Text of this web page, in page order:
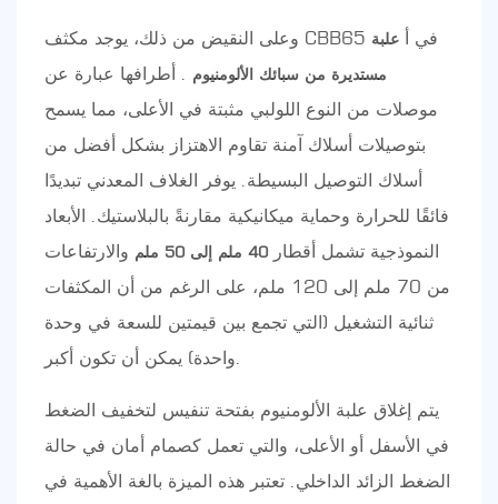
وعلى النقيض من ذلك، يوجد مكثف CBB65 في أ علبة
مستديرة من سبائك الألومنيوم . أطرافها عبارة عن
موصلات من النوع اللولبي مثبتة في الأعلى، مما يسمح
بتوصيلات أسلاك آمنة تقاوم الاهتزاز بشكل أفضل من
أسلاك التوصيل البسيطة. يوفر الغلاف المعدني تبديدًا
فائقًا للحرارة وحماية ميكانيكية مقارنةً بالبلاستيك. الأبعاد
النموذجية تشمل أقطار 40 ملم إلى 50 ملم
والارتفاعات
من 70 ملم إلى 120 ملم، على الرغم من أن المكثفات
ثنائية التشغيل (التي تجمع بين قيمتين للسعة في وحدة
واحدة) يمكن أن تكون أكبر.
يتم إغلاق علبة الألومنيوم بفتحة تنفيس لتخفيف الضغط
في الأسفل أو الأعلى، والتي تعمل كصمام أمان في حالة
الضغط الزائد الداخلي. تعتبر هذه الميزة بالغة الأهمية في